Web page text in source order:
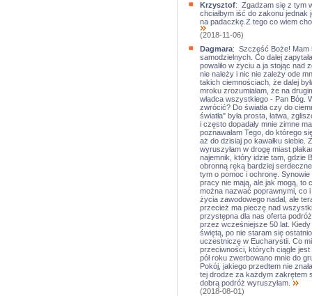
Krzysztof: Zgadzam się z tym w
chciałbym iść do zakonu
na padaczkę.Z tego co wiem
(2018-11-06)
Dagmara: Szczęść Boże! Mam
samodzielnych. Co dalej
powaliło w życiu a ja stojąc nad
nie należy i nic nie zależy ode
takich ciemnościach, że dalej
mroku zrozumiałam, że na
władca wszystkiego - Pan Bóg.
zwrócić? Do światła czy do
światła" była prosta, łatwa,
i często dopadały mnie zimne
poznawałam Tego, do którego
aż do dzisiaj po kawałku siebie.
wyruszyłam w drogę miast
najemnik, który idzie tam, gdzie
obronną ręką bardziej
tym o pomoc i ochronę.
pracy nie mają, ale jak mogą, to
można nazwać poprawnymi, co
życia zawodowego nadal, ale
przecież ma pieczę nad
przystępna dla nas oferta
przez wcześniejsze 50 lat.
świętą, po nie staram się
uczestniczę w Eucharystii. Co
przeciwności, których ciągle
pół roku zwerbowano mnie do
Pokój, jakiego przedtem nie
tej drodze za każdym zakrętem
dobrą podróż wyruszyłam.
(2018-08-01)